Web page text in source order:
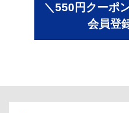
＼550円クーポ
会員登